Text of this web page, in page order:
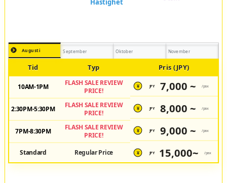
Augusti September Oktober November
Tid Typ Pris (JPY)
10AM-1PM
FLASH SALE REVIEW
PRICE!
¥ JPY 7,000 ~ /pax
2:30PM-5:30PM
FLASH SALE REVIEW
PRICE!
¥ JPY 8,000 ~ /pax
7PM-8:30PM
FLASH SALE REVIEW
PRICE!
¥ JPY 9,000 ~ /pax
Standard Regular Price ¥ JPY 15,000~ /pax